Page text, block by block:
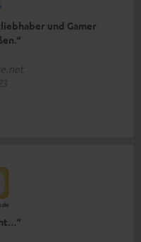
und Gamer